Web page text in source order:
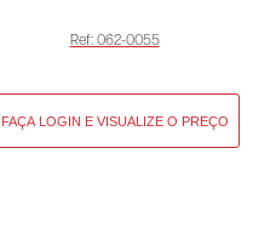
Ref: 062-0055